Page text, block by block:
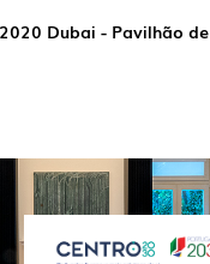
Dubai - Pavilhão de